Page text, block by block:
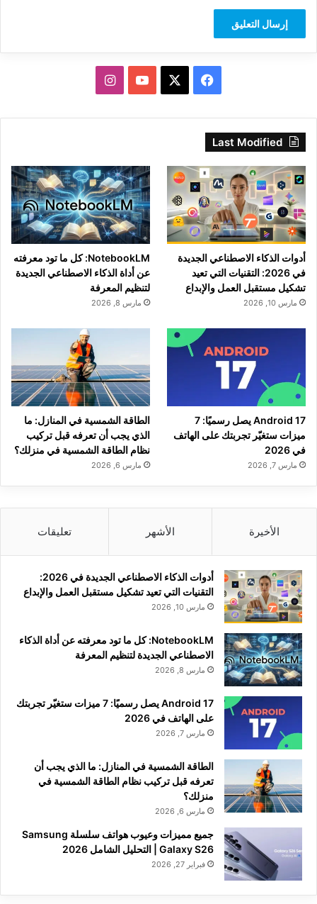
فيسبوك ‫YouTubeانستقرام
Last Modified
أدوات الذكاء الاصطناعي الجديدة
في 2026: التقنيات التي تعيد
تشكيل مستقبل العمل والإبداع
مارس 10, 2026
NotebookLM: كل ما تود معرفته
عن أداة الذكاء الاصطناعي الجديدة
لتنظيم المعرفة
مارس 8, 2026
Android 17 يصل رسميًا: 7
ميزات ستغيّر تجربتك على الهاتف
في 2026
مارس 7, 2026
الطاقة الشمسية في المنازل: ما
الذي يجب أن تعرفه قبل تركيب
نظام الطاقة الشمسية في منزلك؟
مارس 6, 2026
الأخيرة الأشهر تعليقات
أدوات الذكاء الاصطناعي الجديدة في 2026:
التقنيات التي تعيد تشكيل مستقبل العمل والإبداع
مارس 10, 2026
NotebookLM: كل ما تود معرفته عن أداة الذكاء
الاصطناعي الجديدة لتنظيم المعرفة
مارس 8, 2026
Android 17 يصل رسميًا: 7 ميزات ستغيّر تجربتك
على الهاتف في 2026
مارس 7, 2026
الطاقة الشمسية في المنازل: ما الذي يجب أن
تعرفه قبل تركيب نظام الطاقة الشمسية في
منزلك؟
مارس 6, 2026
جميع مميزات وعيوب هواتف سلسلة Samsung
Galaxy S26 | التحليل الشامل 2026
فبراير 27, 2026